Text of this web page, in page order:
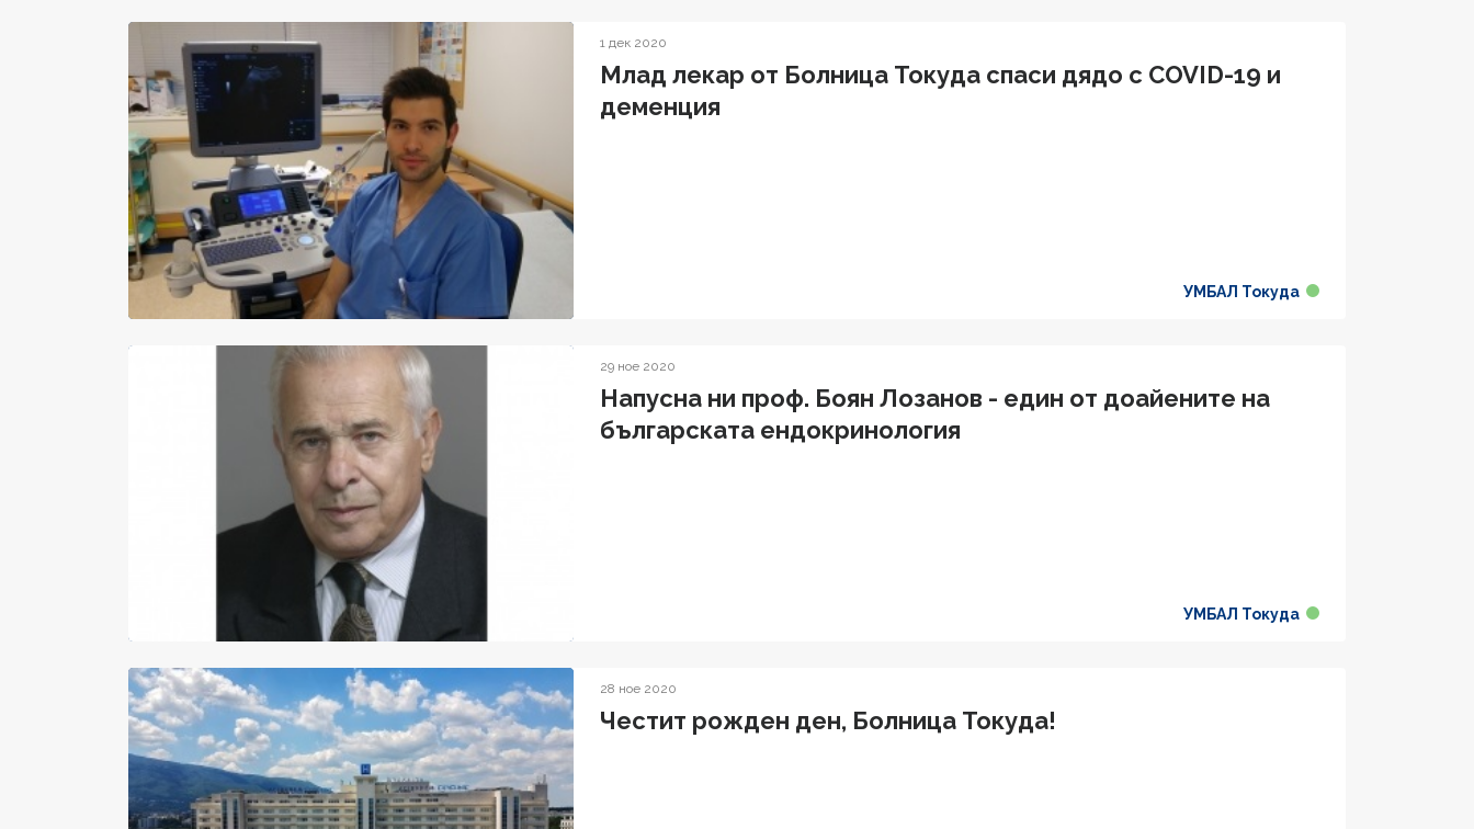
1 дек 2020
Млад лекар от Болница Токуда спаси дядо с COVID-19 и
деменция
УМБАЛ Токуда
29 ное 2020
Напусна ни проф. Боян Лозанов - един от доайените на
българската ендокринология
УМБАЛ Токуда
28 ное 2020
Честит рожден ден, Болница Токуда!